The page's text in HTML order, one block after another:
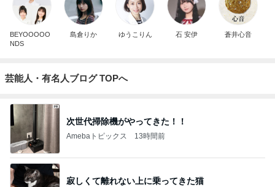
BEYOOOOO
NDS
島倉りか ゆうこりん 石 安伊 蒼井心音
芸能人・有名人ブログ TOPへ
次世代掃除機がやってきた！！
Amebaトピックス 13時間前
寂しくて離れない上に乗ってきた猫